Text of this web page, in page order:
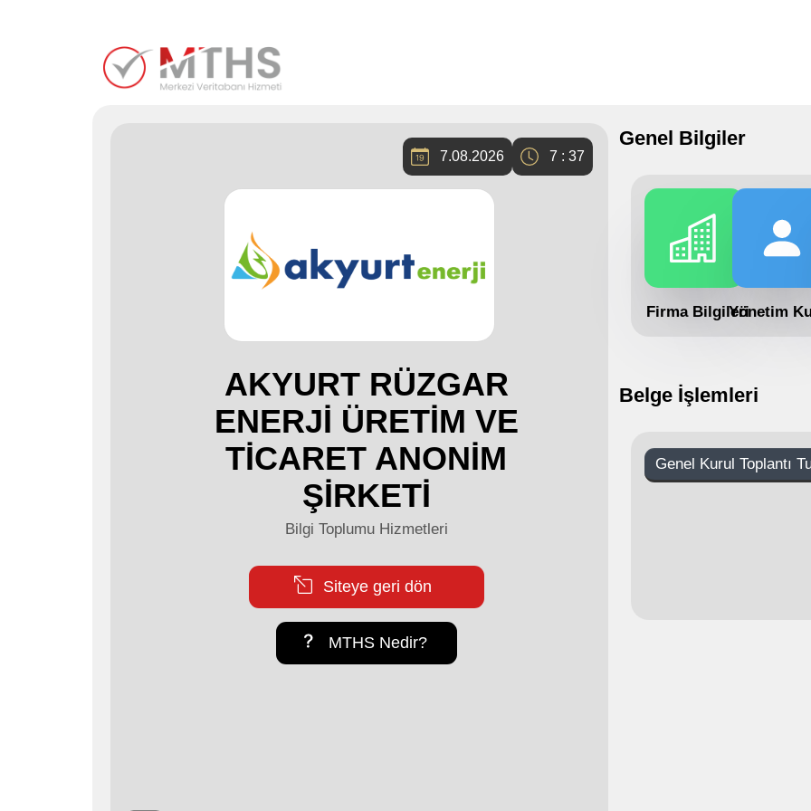
7.08.2026 7 : 37
AKYURT RÜZGAR
ENERJİ ÜRETİM VE
TİCARET ANONİM
ŞİRKETİ
Bilgi Toplumu Hizmetleri
Siteye geri dön
MTHS Nedir?
Genel Bilgiler
Firma BilgileriYönetim
Belge İşlemleri
Genel Kurul Toplantı